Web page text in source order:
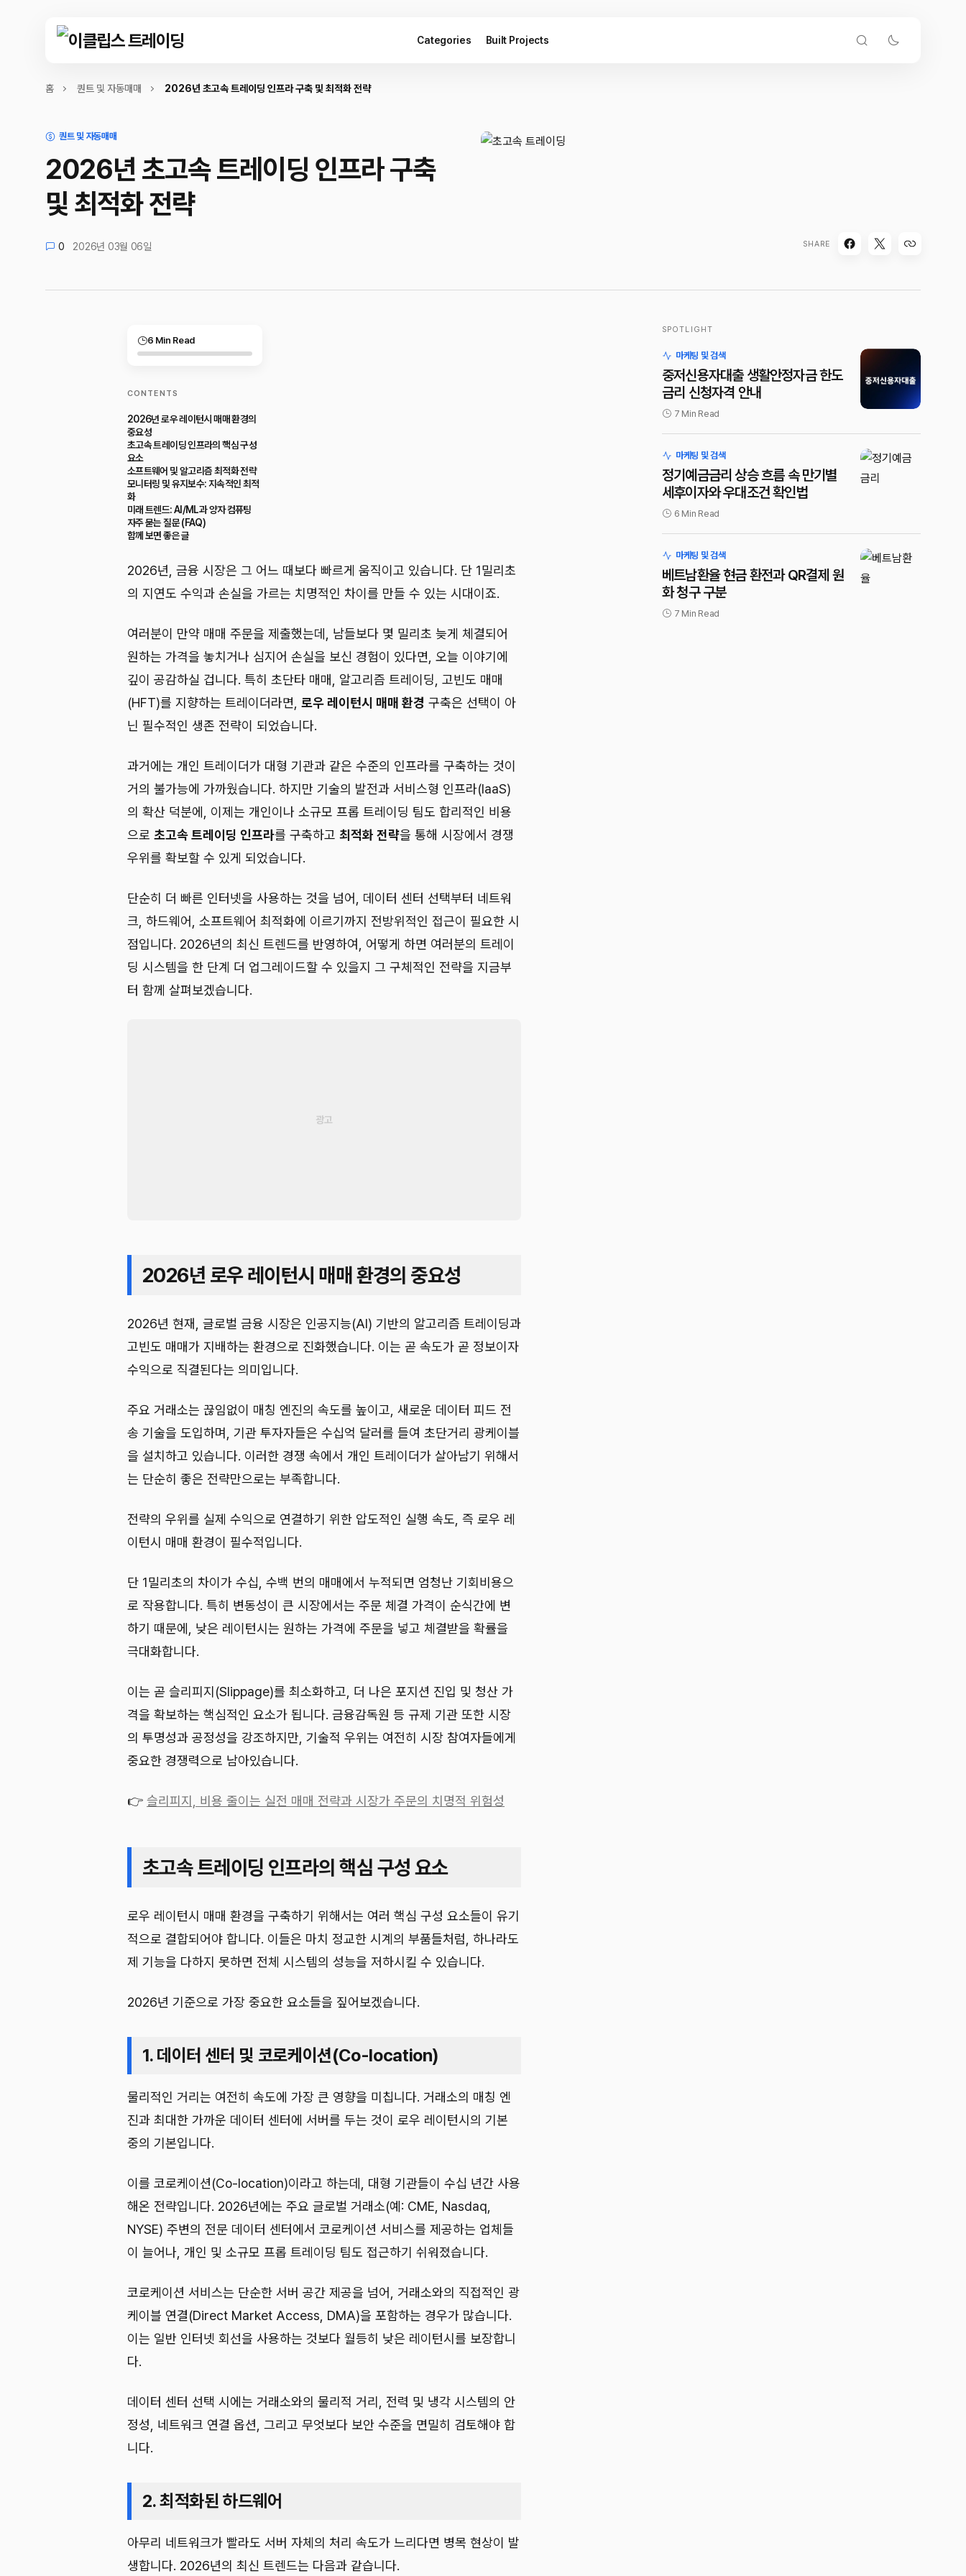
Categories Built Projects
홈 퀀트 및 자동매매 2026년 초고속 트레이딩 인프라 구축 및 최적화 전략
퀀트 및 자동매매
2026년 초고속 트레이딩 인프라 구축
및 최적화 전략
0 2026년 03월 06일 SHARE
6 Min Read
CONTENTS
2026년 로우 레이턴시 매매 환경의
중요성
초고속 트레이딩 인프라의 핵심 구성
요소
소프트웨어 및 알고리즘 최적화 전략
모니터링 및 유지보수: 지속적인 최적
화
미래 트렌드: AI/ML과 양자 컴퓨팅
자주 묻는 질문 (FAQ)
함께 보면 좋은 글
2026년, 금융 시장은 그 어느 때보다 빠르게 움직이고 있습니다. 단 1밀리초
의 지연도 수익과 손실을 가르는 치명적인 차이를 만들 수 있는 시대이죠.
여러분이 만약 매매 주문을 제출했는데, 남들보다 몇 밀리초 늦게 체결되어
원하는 가격을 놓치거나 심지어 손실을 보신 경험이 있다면, 오늘 이야기에
깊이 공감하실 겁니다. 특히 초단타 매매, 알고리즘 트레이딩, 고빈도 매매
(HFT)를 지향하는 트레이더라면, 로우 레이턴시 매매 환경 구축은 선택이 아
닌 필수적인 생존 전략이 되었습니다.
과거에는 개인 트레이더가 대형 기관과 같은 수준의 인프라를 구축하는 것이
거의 불가능에 가까웠습니다. 하지만 기술의 발전과 서비스형 인프라(IaaS)
의 확산 덕분에, 이제는 개인이나 소규모 프롭 트레이딩 팀도 합리적인 비용
으로 초고속 트레이딩 인프라를 구축하고 최적화 전략을 통해 시장에서 경쟁
우위를 확보할 수 있게 되었습니다.
단순히 더 빠른 인터넷을 사용하는 것을 넘어, 데이터 센터 선택부터 네트워
크, 하드웨어, 소프트웨어 최적화에 이르기까지 전방위적인 접근이 필요한 시
점입니다. 2026년의 최신 트렌드를 반영하여, 어떻게 하면 여러분의 트레이
딩 시스템을 한 단계 더 업그레이드할 수 있을지 그 구체적인 전략을 지금부
터 함께 살펴보겠습니다.
2026년 로우 레이턴시 매매 환경의 중요성
2026년 현재, 글로벌 금융 시장은 인공지능(AI) 기반의 알고리즘 트레이딩과
고빈도 매매가 지배하는 환경으로 진화했습니다. 이는 곧 속도가 곧 정보이자
수익으로 직결된다는 의미입니다.
주요 거래소는 끊임없이 매칭 엔진의 속도를 높이고, 새로운 데이터 피드 전
송 기술을 도입하며, 기관 투자자들은 수십억 달러를 들여 초단거리 광케이블
을 설치하고 있습니다. 이러한 경쟁 속에서 개인 트레이더가 살아남기 위해서
는 단순히 좋은 전략만으로는 부족합니다.
전략의 우위를 실제 수익으로 연결하기 위한 압도적인 실행 속도, 즉 로우 레
이턴시 매매 환경이 필수적입니다.
단 1밀리초의 차이가 수십, 수백 번의 매매에서 누적되면 엄청난 기회비용으
로 작용합니다. 특히 변동성이 큰 시장에서는 주문 체결 가격이 순식간에 변
하기 때문에, 낮은 레이턴시는 원하는 가격에 주문을 넣고 체결받을 확률을
극대화합니다.
이는 곧 슬리피지(Slippage)를 최소화하고, 더 나은 포지션 진입 및 청산 가
격을 확보하는 핵심적인 요소가 됩니다. 금융감독원 등 규제 기관 또한 시장
의 투명성과 공정성을 강조하지만, 기술적 우위는 여전히 시장 참여자들에게
중요한 경쟁력으로 남아있습니다.
👉 슬리피지, 비용 줄이는 실전 매매 전략과 시장가 주문의 치명적 위험성
초고속 트레이딩 인프라의 핵심 구성 요소
로우 레이턴시 매매 환경을 구축하기 위해서는 여러 핵심 구성 요소들이 유기
적으로 결합되어야 합니다. 이들은 마치 정교한 시계의 부품들처럼, 하나라도
제 기능을 다하지 못하면 전체 시스템의 성능을 저하시킬 수 있습니다.
2026년 기준으로 가장 중요한 요소들을 짚어보겠습니다.
1. 데이터 센터 및 코로케이션(Co-location)
물리적인 거리는 여전히 속도에 가장 큰 영향을 미칩니다. 거래소의 매칭 엔
진과 최대한 가까운 데이터 센터에 서버를 두는 것이 로우 레이턴시의 기본
중의 기본입니다.
이를 코로케이션(Co-location)이라고 하는데, 대형 기관들이 수십 년간 사용
해온 전략입니다. 2026년에는 주요 글로벌 거래소(예: CME, Nasdaq,
NYSE) 주변의 전문 데이터 센터에서 코로케이션 서비스를 제공하는 업체들
이 늘어나, 개인 및 소규모 프롭 트레이딩 팀도 접근하기 쉬워졌습니다.
코로케이션 서비스는 단순한 서버 공간 제공을 넘어, 거래소와의 직접적인 광
케이블 연결(Direct Market Access, DMA)을 포함하는 경우가 많습니다.
이는 일반 인터넷 회선을 사용하는 것보다 월등히 낮은 레이턴시를 보장합니
다.
데이터 센터 선택 시에는 거래소와의 물리적 거리, 전력 및 냉각 시스템의 안
정성, 네트워크 연결 옵션, 그리고 무엇보다 보안 수준을 면밀히 검토해야 합
니다.
2. 최적화된 하드웨어
아무리 네트워크가 빨라도 서버 자체의 처리 속도가 느리다면 병목 현상이 발
생합니다. 2026년의 최신 트렌드는 다음과 같습니다.
SPOTLIGHT
마케팅 및 검색
중저신용자대출 생활안정자금 한도
금리 신청자격 안내
7 Min Read
마케팅 및 검색
정기예금금리 상승 흐름 속 만기별
세후이자와 우대조건 확인법
6 Min Read
마케팅 및 검색
베트남환율 현금 환전과 QR결제 원
화 청구 구분
7 Min Read